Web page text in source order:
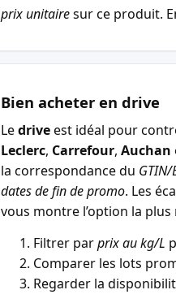
prix unitairesur ce produit.
Bien acheter en drive
Ledriveest idéal pour
Leclerc, Carrefour, Auchan
la correspondance du GTIN/
dates de fin de promo. Les
vous montre l’option la
Filtrer parprix au kg/L
Comparer les lots
Regarder la